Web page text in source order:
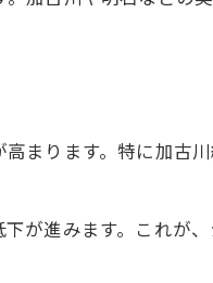
まります。特に加古
が進みます。これが